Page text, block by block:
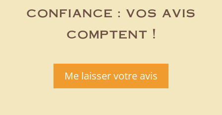
confiance : vos avis
comptent !
Me laisser votre avis